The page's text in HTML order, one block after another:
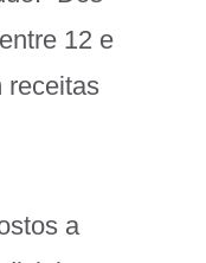
12 e
receitas
a